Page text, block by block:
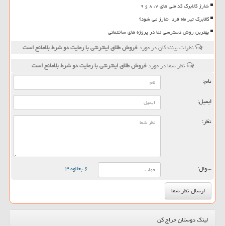
شارژ کالابرگ کد ملی های ۷، ۸ و ۹
کالابرگ تیر ماه فردا شارژ می شود؟
بهترین روش دسترسی نما در پروژه های ساختمانی
نظرات بینندگان در موردفروش طلای اینترنتی با رعایت دو شرط بلامانع است
نظر شما در موردفروش طلای اینترنتی با رعایت دو شرط بلامانع است
نام:
ایمیل:
نظر:
سوال: = ۶ بعلاوه ۳
لینک دوستان حراج کن